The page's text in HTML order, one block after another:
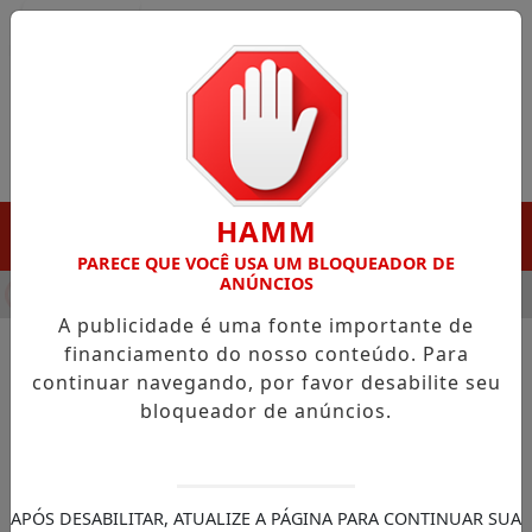
EM PORTO GRANDE COM ATUAÇÃO VOLTADA AO
NOTÍCIAS/ECONOMIA
Vazamento de dados no INSS
Segundo Dataprev, 98% das informações
HAMM
PARECE QUE VOCÊ USA UM BLOQUEADOR DE
ANÚNCIOS
A publicidade é uma fonte importante de
financiamento do nosso conteúdo. Para
continuar navegando, por favor desabilite seu
bloqueador de anúncios.
APÓS DESABILITAR, ATUALIZE A PÁGINA PARA CONTINUAR SUA